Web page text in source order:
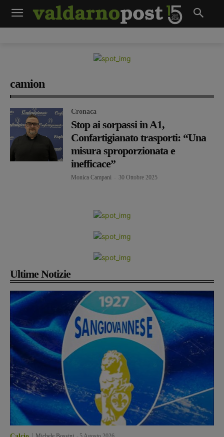
camion
Cronaca
Stop ai sorpassi in A1,
Confartigianato trasporti: “Una
misura sproporzionata e
inefficace”
Monica Campani 30 Ottobre 2025
Ultime Notizie